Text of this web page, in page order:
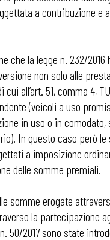
a contribuzione e
che la legge n. 232/2016
non solo alle
cui all’art. 51, comma 4,
(veicoli a uso
in uso o in
In questo caso però le
a imposizione
delle somme premiali.
somme erogate
la partecipazione
50/2017 sono state